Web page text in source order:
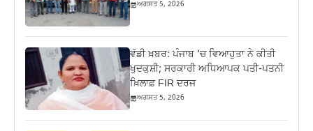
ਅਗਸਤ 5, 2026
ਵੱਡੀ ਖ਼ਬਰ: ਪੰਜਾਬ ‘ਚ ਵਿਆਹੁਤਾ ਨੇ ਕੀਤੀ
ਖੁਦਕੁਸ਼ੀ; ਸਰਕਾਰੀ ਅਧਿਆਪਕ ਪਤੀ-ਪਤਨੀ
ਖ਼ਿਲਾਫ਼ FIR ਦਰਜ
ਅਗਸਤ 5, 2026